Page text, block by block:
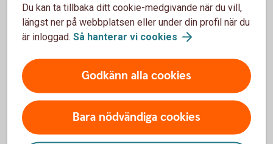
Produktfakta och villkor
Faktablad Gravidförsäkring (pdf)
Villkor Gravidförsäkring (pdf)
Du kan ta tillbaka ditt cookie-medgivande när du vill,
längst ner på webbplatsen eller under din profil när du
är inloggad. Så hanterar vi cookies
Godkänn alla cookies
Bara nödvändiga cookies